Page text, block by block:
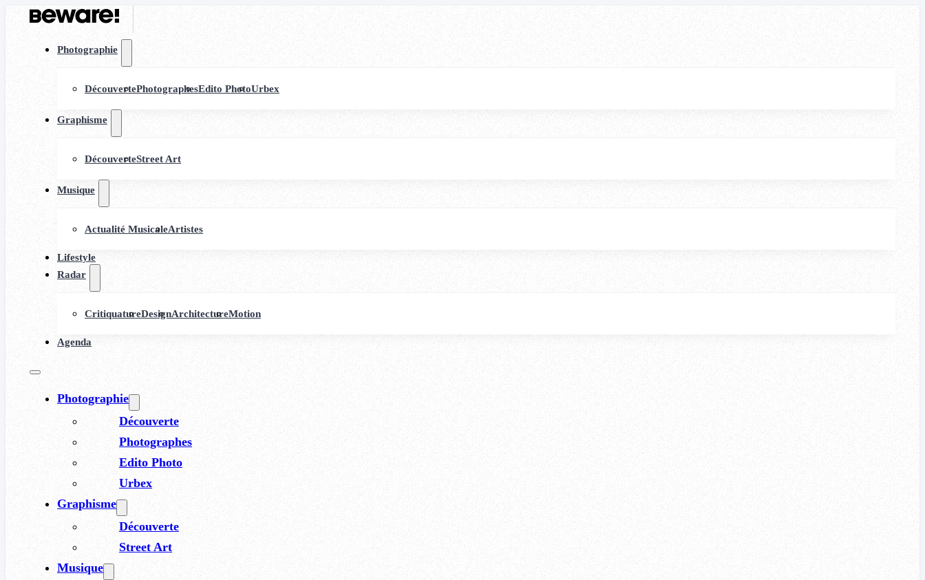
Photographie
DécouvertePhotographesEdito PhotoUrbex
Graphisme
DécouverteStreet Art
Musique
Actualité MusicaleArtistes
Lifestyle
Radar
CritiquatureDesignArchitectureMotion
Agenda
Photographie
Découverte
Photographes
Edito Photo
Urbex
Graphisme
Découverte
Street Art
Musique